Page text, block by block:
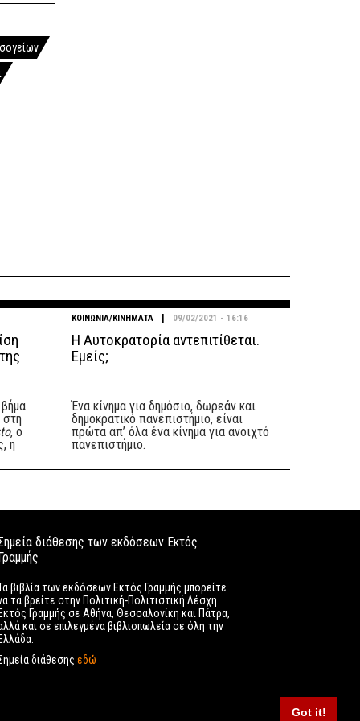
Got it!
, ο
η
ΚΟΙΝΩΝΙΑ/ΚΙΝΗΜΑΤΑ 09/02/2021 - 16:16
Η Αυτοκρατορία αντεπιτίθεται.
Εμείς;
Ένα κίνημα για δημόσιο, δωρεάν και
δημοκρατικό πανεπιστήμιο, είναι
πρώτα απ’ όλα ένα κίνημα για ανοιχτό
πανεπιστήμιο.
διάθεσης των εκδόσεων Εκτός
βιβλία των εκδόσεων Εκτός Γραμμής μπορείτε
τα βρείτε στην Πολιτική-Πολιτιστική Λέσχη
Εκτός Γραμμής σε Αθήνα, Θεσσαλονίκη και Πάτρα,
και σε επιλεγμένα βιβλιοπωλεία σε όλη την
Ελλάδα.
διάθεσης εδώ